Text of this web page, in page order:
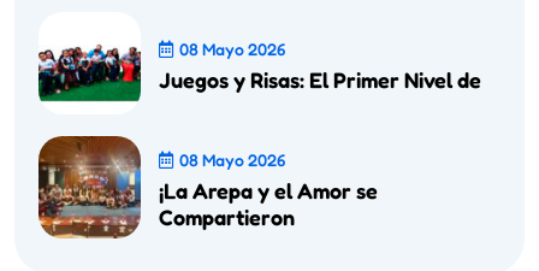
08 Mayo 2026
Juegos y Risas: El Primer Nivel de
08 Mayo 2026
¡La Arepa y el Amor se
Compartieron